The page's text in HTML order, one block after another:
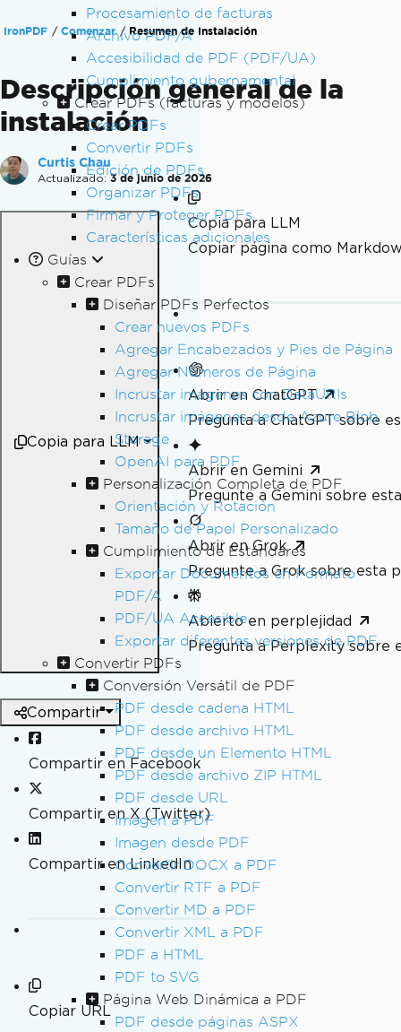
Procesamiento de facturas
Archivo PDF/A
Accesibilidad de PDF (PDF/UA)
Cumplimiento gubernamental
Crear PDFs (facturas y modelos)
Crear PDFs
Convertir PDFs
Edición de PDFs
Organizar PDFs
Firmar y Proteger PDFs
Características adicionales
Guías
Crear PDFs
Diseñar PDFs Perfectos
Crear nuevos PDFs
Agregar Encabezados y Pies de Página
Agregar Números de Página
Incrustar imágenes con DataURIs
Incrustar imágenes desde Azure Blob
Storage
OpenAI para PDF
Personalización Completa de PDF
Orientación y Rotación
Tamaño de Papel Personalizado
Cumplimiento de Estándares
Exportar Documentos en Formato
PDF/A
PDF/UA Accesible
Exportar diferentes versiones de PDF
Convertir PDFs
Conversión Versátil de PDF
PDF desde cadena HTML
PDF desde archivo HTML
PDF desde un Elemento HTML
PDF desde archivo ZIP HTML
PDF desde URL
Imagen a PDF
Imagen desde PDF
Convertir DOCX a PDF
Convertir RTF a PDF
Convertir MD a PDF
Convertir XML a PDF
PDF a HTML
PDF to SVG
Página Web Dinámica a PDF
PDF desde páginas ASPX
IronPDF Comenzar Resumen de Instalación
Descripción general de la
instalación
Curtis Chau
Actualizado: 3 de junio de 2026
Copia para LLM
Copia para LLM
Copiar página como
Abrir en ChatGPT
Pregunta a ChatGPT sobre
Abrir en Gemini
Pregunte a Gemini sobre
Abrir en Grok
Pregunte a Grok sobre esta
Abierto en perplejidad
Pregunta a Perplexity sobre
Compartir
Compartir en Facebook
Compartir en X (Twitter)
Compartir en LinkedIn
Copiar URL